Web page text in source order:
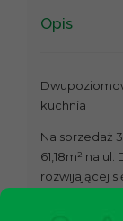
Opis
kuchnia
Na sprzedaż
61,18m² na
rozwijającej